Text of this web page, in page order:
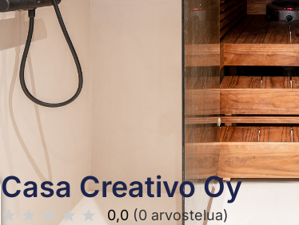
Casa Creativo Oy
0,0 (0 arvostelua)